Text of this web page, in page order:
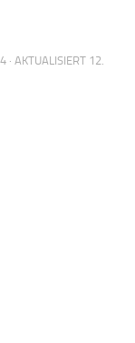
· AKTUALISIERT 12.